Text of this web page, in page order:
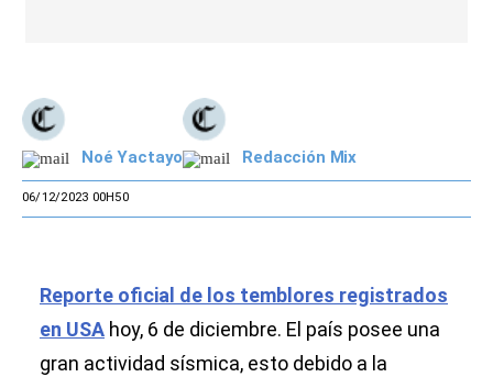
Noé Yactayo Redacción Mix
06/12/2023 00H50
Reporte oficial de los temblores registrados
en USA hoy, 6 de diciembre. El país posee una
gran actividad sísmica, esto debido a la